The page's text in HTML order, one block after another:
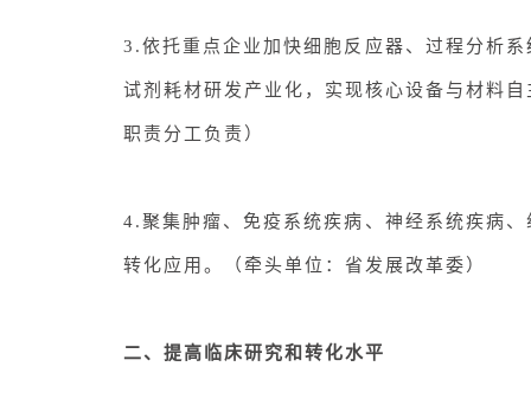
3.依托重点企业加快细胞反应器、过程分析
试剂耗材研发产业化，实现核心设备与材料
职责分工负责）
4.聚集肿瘤、免疫系统疾病、神经系统疾病
转化应用。（牵头单位：省发展改革委）
二、提高临床研究和转化水平